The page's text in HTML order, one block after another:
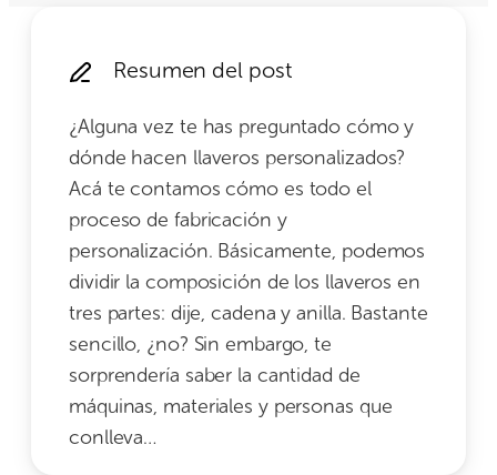
Resumen del post
¿Alguna vez te has preguntado cómo y
dónde hacen llaveros personalizados?
Acá te contamos cómo es todo el
proceso de fabricación y
personalización. Básicamente, podemos
dividir la composición de los llaveros en
tres partes: dije, cadena y anilla. Bastante
sencillo, ¿no? Sin embargo, te
sorprendería saber la cantidad de
máquinas, materiales y personas que
conlleva…